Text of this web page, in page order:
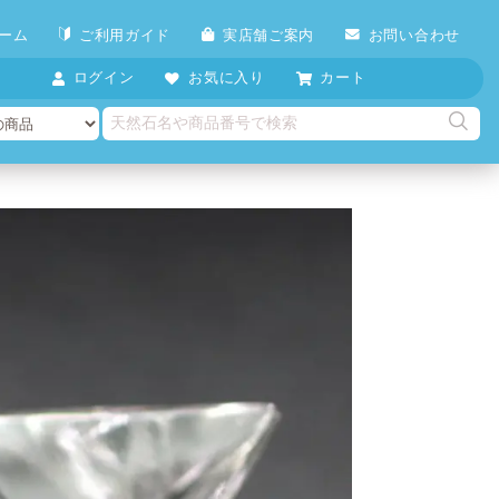
ム ご利用ガイド 実店舗ご案内 お問い合わせ
ログイン お気に入り カート